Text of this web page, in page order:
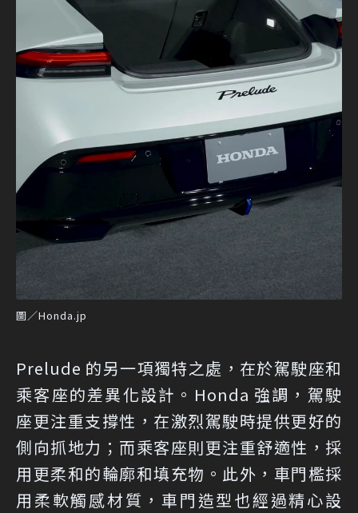
圖／Honda.jp
Prelude 的另一項獨特之處，在於駕駛座和
乘客座的差異化設計。Honda 強調，駕駛
座更注重支撐性，在激烈駕駛時提供更好的
側向抓地力；而乘客座則更注重舒適性，採
用更柔和的輪廓和填充物。此外，車門檻採
用柔軟觸感材質，車門造型也經過精心設